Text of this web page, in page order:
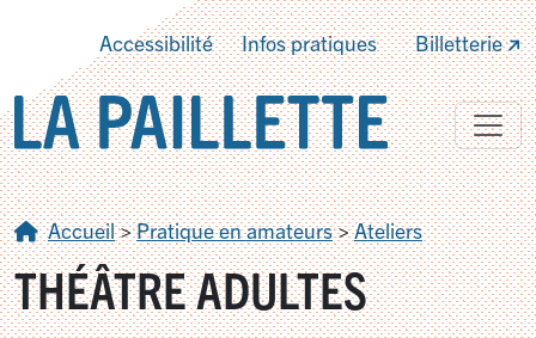
Accessibilité Infos pratiques Billetterie
Accueil>Pratique en amateurs>Ateliers
THÉÂTRE ADULTES